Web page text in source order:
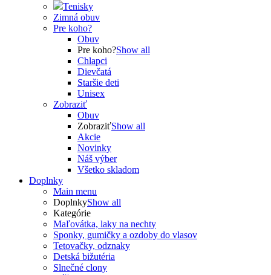
Tenisky
Zimná obuv
Pre koho?
Obuv
Pre koho?Show all
Chlapci
Dievčatá
Staršie deti
Unisex
Zobraziť
Obuv
ZobraziťShow all
Akcie
Novinky
Náš výber
Všetko skladom
Doplnky
Main menu
DoplnkyShow all
Kategórie
Maľovátka, laky na nechty
Sponky, gumičky a ozdoby do vlasov
Tetovačky, odznaky
Detská bižutéria
Slnečné clony